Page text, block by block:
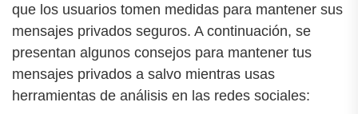
que los usuarios tomen medidas para mantener sus
mensajes privados seguros. A continuación, se
presentan algunos consejos para mantener tus
mensajes privados a salvo mientras usas
herramientas de análisis en las redes sociales: